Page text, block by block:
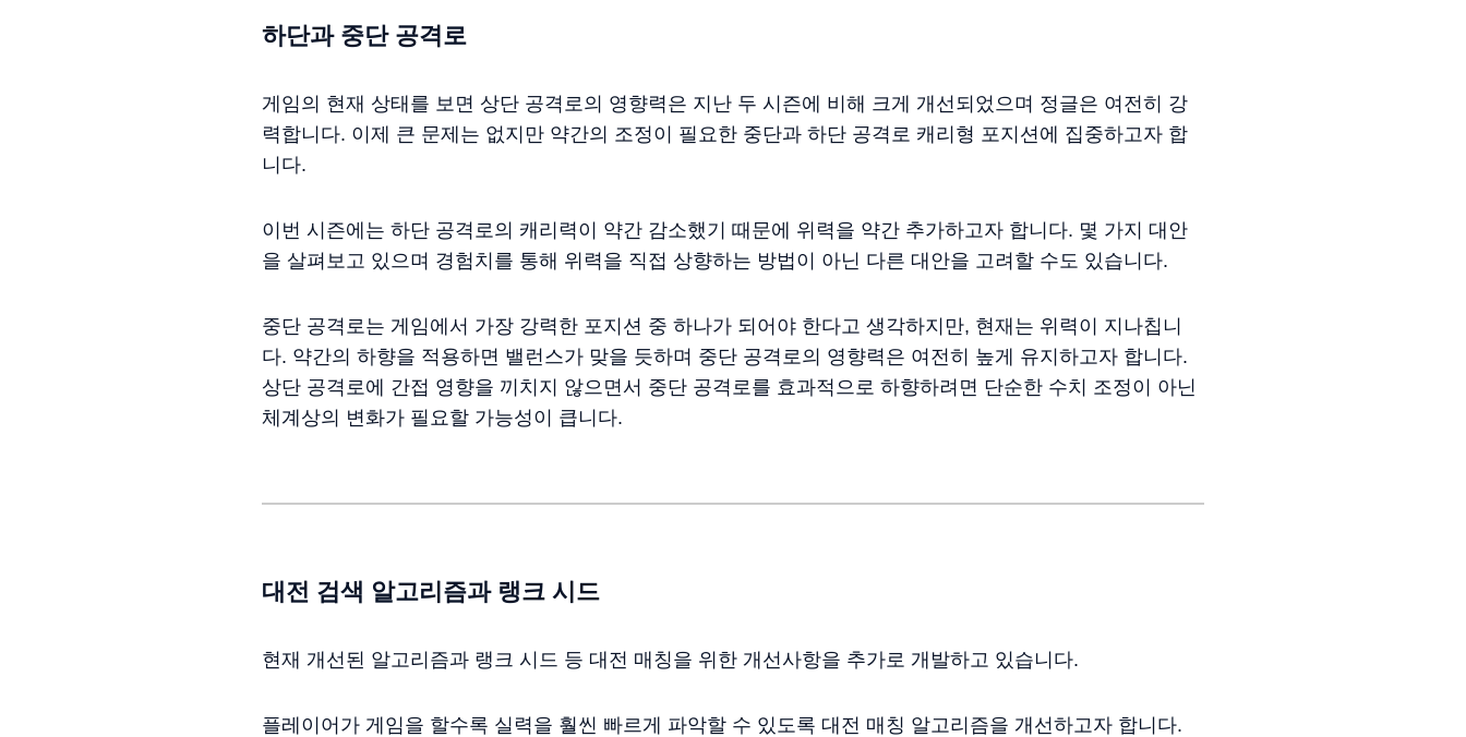
하단과 중단 공격로
게임의 현재 상태를 보면 상단 공격로의 영향력은 지난 두 시즌에 비해 크게 개선되었으며 정글은 여전히 강
력합니다. 이제 큰 문제는 없지만 약간의 조정이 필요한 중단과 하단 공격로 캐리형 포지션에 집중하고자 합
니다.
이번 시즌에는 하단 공격로의 캐리력이 약간 감소했기 때문에 위력을 약간 추가하고자 합니다. 몇 가지 대안
을 살펴보고 있으며 경험치를 통해 위력을 직접 상향하는 방법이 아닌 다른 대안을 고려할 수도 있습니다.
중단 공격로는 게임에서 가장 강력한 포지션 중 하나가 되어야 한다고 생각하지만, 현재는 위력이 지나칩니
다. 약간의 하향을 적용하면 밸런스가 맞을 듯하며 중단 공격로의 영향력은 여전히 높게 유지하고자 합니다.
상단 공격로에 간접 영향을 끼치지 않으면서 중단 공격로를 효과적으로 하향하려면 단순한 수치 조정이 아닌
체계상의 변화가 필요할 가능성이 큽니다.
대전 검색 알고리즘과 랭크 시드
현재 개선된 알고리즘과 랭크 시드 등 대전 매칭을 위한 개선사항을 추가로 개발하고 있습니다.
플레이어가 게임을 할수록 실력을 훨씬 빠르게 파악할 수 있도록 대전 매칭 알고리즘을 개선하고자 합니다.